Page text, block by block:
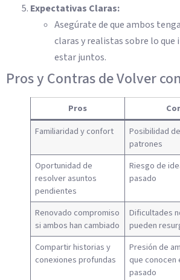
Expectativas Claras:
Asegúrate de que ambos
claras y realistas sobre lo que
estar juntos.
Pros y Contras de Volver
Pros
Familiaridad y confort
Posibilidad
patrones
Oportunidad de
resolver asuntos
pendientes
Riesgo de
pasado
Renovado compromiso
si ambos han cambiado
Dificultades
pueden
Compartir historias y
conexiones profundas
Presión de
que conocen
pasado